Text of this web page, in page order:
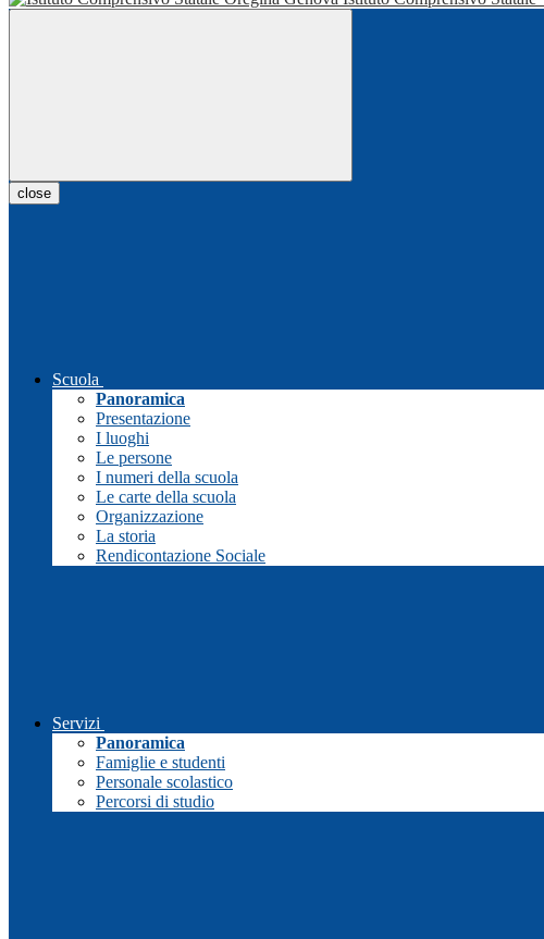
close
Scuola
Panoramica
Presentazione
I luoghi
Le persone
I numeri della scuola
Le carte della scuola
Organizzazione
La storia
Rendicontazione Sociale
Servizi
Panoramica
Famiglie e studenti
Personale scolastico
Percorsi di studio